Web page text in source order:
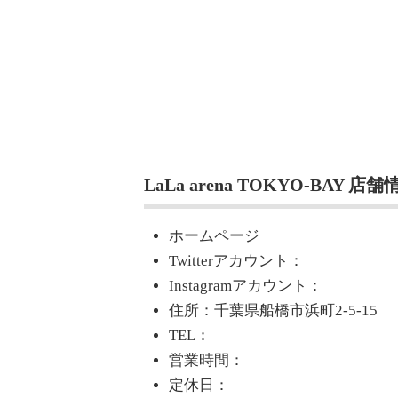
LaLa arena TOKYO-BAY 店舗
ホームページ
Twitterアカウント：
Instagramアカウント：
住所：千葉県船橋市浜町2-5-15
TEL：
営業時間：
定休日：